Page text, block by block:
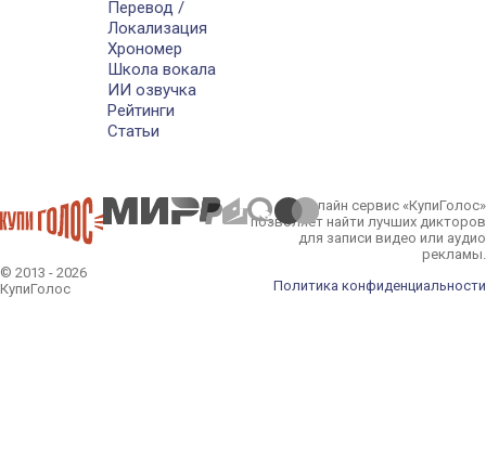
Перевод /
Локализация
Хрономер
Школа вокала
ИИ озвучка
Рейтинги
Статьи
© 2013 - 2026
КупиГолос
Онлайн сервис «КупиГолос»
позволяет найти лучших дикторов
для записи видео или аудио
рекламы.
Политика конфиденциальности